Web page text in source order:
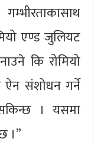
एण्ड जुलियट
कि रोमियो
ऐन संशोधन गर्ने
। यसमा
।”